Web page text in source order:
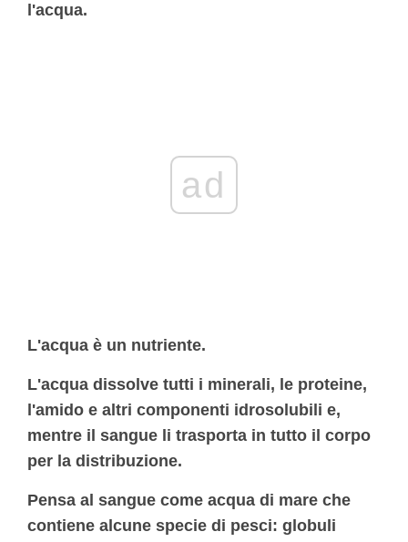
l'acqua.
ad
L'acqua è un nutriente.
L'acqua dissolve tutti i minerali, le proteine,
l'amido e altri componenti idrosolubili e,
mentre il sangue li trasporta in tutto il corpo
per la distribuzione.
Pensa al sangue come acqua di mare che
contiene alcune specie di pesci: globuli